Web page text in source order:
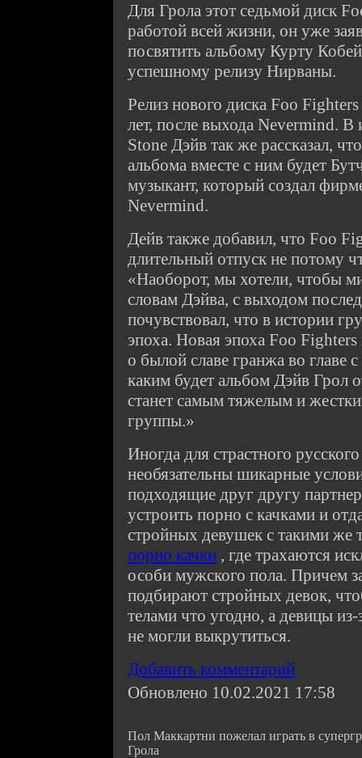
Для Грола этот седьмой диск
работой всей жизни, он уже
посвятить альбому Курту
успешному релизу Нирваны.
Релиз нового диска Foo
лет, после выхода Nevermind.
Stone Дэйв так же рассказал,
альбома вместе с ним будет
музыкант, который создал
Nevermind.
Дейв также добавил, что Foo
длительный отпуск не потому
«Наоборот, мы хотели, чтобы
словам Дэйва, с выходом
почувствовал, что в истории
эпоха. Новая эпоха Foo
о былой славе гранжа во главе
каким будет альбом Дэйв Грол
станет самым тяжелым и
группы.»
Иногда для страстного
необязательны шикарные
подходящие друг другу
устроить порно с качками и
стройных девушек с такими же
порно качки , где трахаются
особи мужского пола. Причем
подбирают стройных девок,
телами что угодно, а девицы
не могли выкрутиться.
Добавить комментарий
Обновлено 10.02.2021 17:58
Пол Маккартни пожелал играть в
Грола